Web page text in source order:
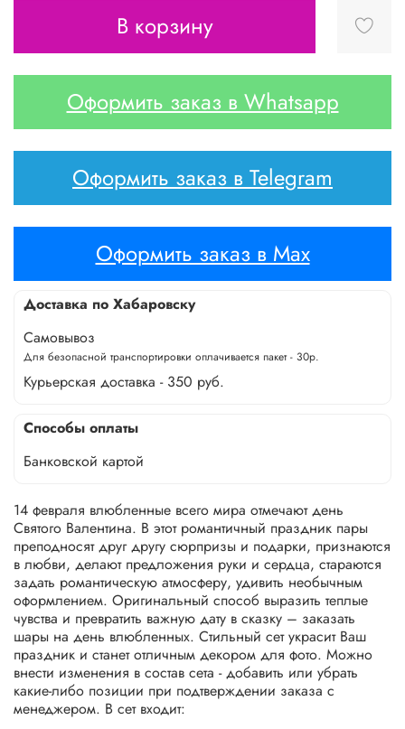
В корзину
Оформить заказ в Whatsapp
Оформить заказ в Telegram
Оформить заказ в Max
Доставка по Хабаровску
Самовывоз
Для безопасной транспортировки оплачивается пакет - 30р.
Курьерская доставка - 350 руб.
Способы оплаты
Банковской картой
14 февраля влюбленные всего мира отмечают день
Святого Валентина. В этот романтичный праздник пары
преподносят друг другу сюрпризы и подарки, признаются
в любви, делают предложения руки и сердца, стараются
задать романтическую атмосферу, удивить необычным
оформлением. Оригинальный способ выразить теплые
чувства и превратить важную дату в сказку – заказать
шары на день влюбленных. Стильный сет украсит Ваш
праздник и станет отличным декором для фото. Можно
внести изменения в состав сета - добавить или убрать
какие-либо позиции при подтверждении заказа с
менеджером. В сет входит: